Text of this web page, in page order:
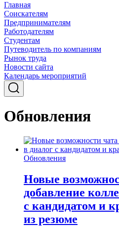
Главная
Соискателям
Предпринимателям
Работодателям
Студентам
Путеводитель по компаниям
Рынок труда
Новости сайта
Календарь мероприятий
Обновления
Обновления
Новые
добавление
с кандидатом и
из резюме